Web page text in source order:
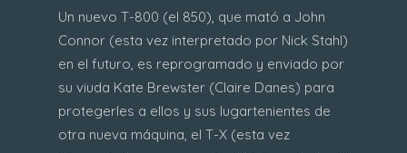
Un nuevo T-800 (el 850), que mató a John
Connor (esta vez interpretado por Nick Stahl)
en el futuro, es reprogramado y enviado por
su viuda Kate Brewster (Claire Danes) para
protegerles a ellos y sus lugartenientes de
otra nueva máquina, el T-X (esta vez